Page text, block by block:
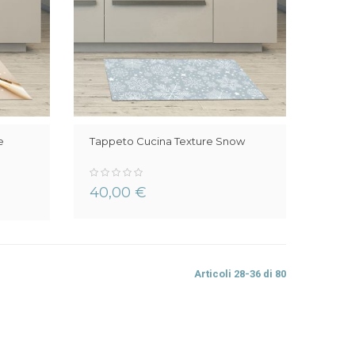
Tappeto Cucina Texture Snow
0%
40,00 €
Articoli 28-36 di 80